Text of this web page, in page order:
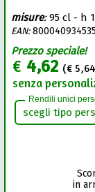
misure:95 cl - h
EAN:
Prezzo speciale!
€ 4,62 (€ 5,64
senza
Rendili unici
in